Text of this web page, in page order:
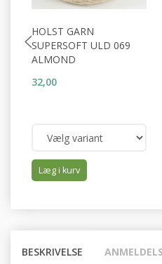
HOLST GARN
SUPERSOFT ULD 069
ALMOND
32,00
Læg i kurv
BESKRIVELSE